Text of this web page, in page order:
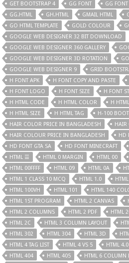
GET BOOTSTRAP 4
GG FONT GG
GG.HTML
GH.HTML GMAIL HTML
GO HTML TEMPLATE
GOLD COLOUR
GOOGLE WEB DESIGNER 32 BIT DOWNLOAD
GOOGLE WEB DESIGNER 360 GALLERY
GOOGLE WEB DESIGNER 3D ROTATION
GOOGLE WEB DESIGNER 9
GRID
H FONT APK
H FONT COPY AND PASTE
H FONT LOGO
H FONT SIZE H FONT
H HTML CODE
H HTML COLOR H
H HTML SIZE
H HTML TAG H-100
HAIR COLOR PRICE IN BANGLADESH
HAIR
HAIR COLOUR PRICE IN BANGLADESH
HD
HD FONT GTA SA
HD FONT MINECRAFT
HTML ☰
HTML 0 MARGIN HTML 00
HTML 00FFFF
HTML 09 HTML 0A
HTML 1 CLASS 10 MCQ
HTML 1.0
HTML 100VH
HTML 101 HTML 140
HTML 1ST PROGRAM
HTML 2 CANVAS
HTML 2 COLUMNS
HTML 2 PDF HTML
HTML 2C
HTML 3 COLUMN LAYOUT
HTML 302
HTML 304 HTML 3D
HTML 4 TAG LIST
HTML 4 VS 5 HTML
HTML 404
HTML 405 HTML 6 COLUMN